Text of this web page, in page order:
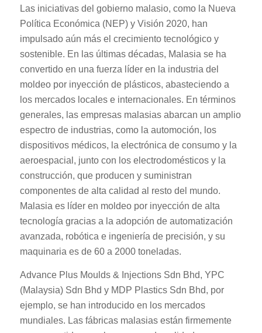
Las iniciativas del gobierno malasio, como la Nueva
Política Económica (NEP) y Visión 2020, han
impulsado aún más el crecimiento tecnológico y
sostenible. En las últimas décadas, Malasia se ha
convertido en una fuerza líder en la industria del
moldeo por inyección de plásticos, abasteciendo a
los mercados locales e internacionales. En términos
generales, las empresas malasias abarcan un amplio
espectro de industrias, como la automoción, los
dispositivos médicos, la electrónica de consumo y la
aeroespacial, junto con los electrodomésticos y la
construcción, que producen y suministran
componentes de alta calidad al resto del mundo.
Malasia es líder en moldeo por inyección de alta
tecnología gracias a la adopción de automatización
avanzada, robótica e ingeniería de precisión, y su
maquinaria es de 60 a 2000 toneladas.
Advance Plus Moulds & Injections Sdn Bhd, YPC
(Malaysia) Sdn Bhd y MDP Plastics Sdn Bhd, por
ejemplo, se han introducido en los mercados
mundiales. Las fábricas malasias están firmemente